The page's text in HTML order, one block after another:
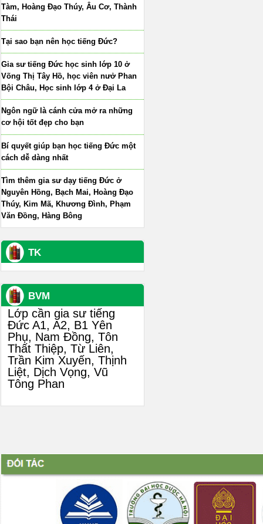
Tàm, Hoàng Đạo Thúy, Âu Cơ, Thành
Thái
Tại sao bạn nên học tiếng Đức?
Gia sư tiếng Đức học sinh lớp 10 ở
Võng Thị Tây Hồ, học viên nưở Phan
Bội Châu, Học sinh lớp 4 ở Đại La
Ngôn ngữ là cánh cửa mở ra những
cơ hội tốt đẹp cho bạn
Bí quyết giúp bạn học tiếng Đức một
cách dễ dàng nhất
Tìm thêm gia sư dạy tiếng Đức ở
Nguyên Hồng, Bạch Mai, Hoàng Đạo
Thúy, Kim Mã, Khương Đình, Phạm
Văn Đồng, Hàng Bông
TK
BVM
Lớp cần gia sư tiếng
Đức A1, A2, B1 Yên
Phụ, Nam Đồng, Tôn
Thất Thiệp, Từ Liên,
Trần Kim Xuyến, Thịnh
Liệt, Dịch Vọng, Vũ
Tông Phan